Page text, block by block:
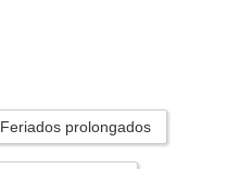
Feriados prolongados